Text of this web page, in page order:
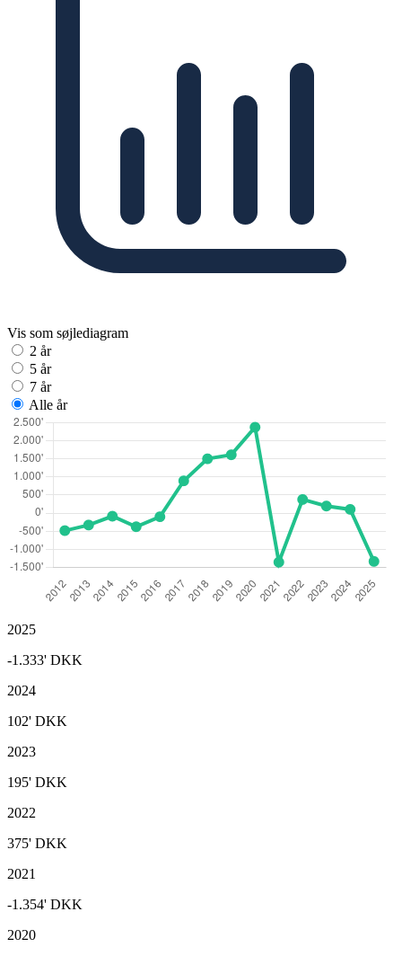
Vis som søjlediagram
2 år
5 år
7 år
Alle år
2025
-1.333' DKK
2024
102' DKK
2023
195' DKK
2022
375' DKK
2021
-1.354' DKK
2020